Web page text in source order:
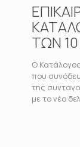
ΤΩΝ
Ο
που
της
με το νέο